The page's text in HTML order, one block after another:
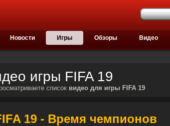
Новости Игры Обзоры Видео
игры FIFA 19
список видео для игры FIFA 19
19 - Время чемпионов